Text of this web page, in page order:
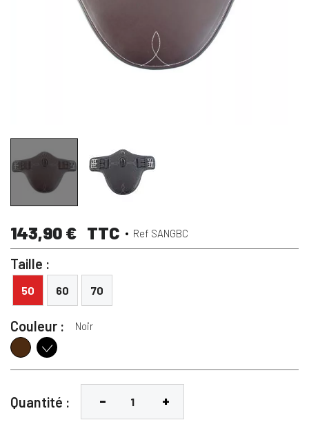
143,90 € TTC Ref SANGBC
Taille :
50 60 70
Couleur : Noir
MarronNoir
Quantité :